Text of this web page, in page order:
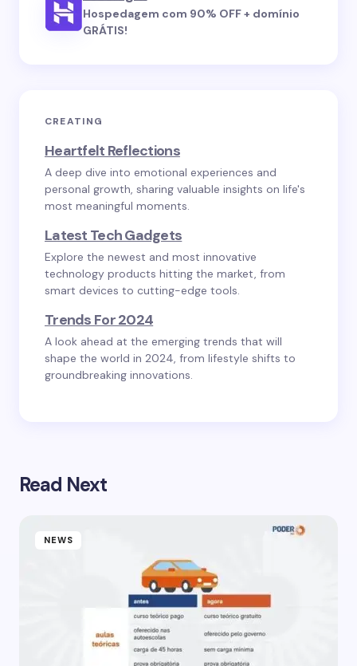
Hospedagem com 90% OFF + domínio
GRÁTIS!
CREATING
Heartfelt Reflections
A deep dive into emotional experiences and
personal growth, sharing valuable insights on life's
most meaningful moments.
Latest Tech Gadgets
Explore the newest and most innovative
technology products hitting the market, from
smart devices to cutting-edge tools.
Trends For 2024
A look ahead at the emerging trends that will
shape the world in 2024, from lifestyle shifts to
groundbreaking innovations.
Read Next
NEWS